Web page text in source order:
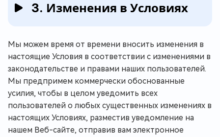
3. Изменения в Условиях
Мы можем время от времени вносить изменения в
настоящие Условия в соответствии с изменениями в
законодательстве и правами наших пользователей.
Мы предпримем коммерчески обоснованные
усилия, чтобы в целом уведомить всех
пользователей о любых существенных изменениях в
настоящих Условиях, разместив уведомление на
нашем Веб-сайте, отправив вам электронное